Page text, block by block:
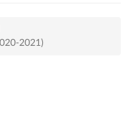
2021)